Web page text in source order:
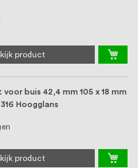
Al sinds onze
service bij
dat een
klanten het
product
buis 42,4 mm 105 x 18 mm
Hoogglans
product